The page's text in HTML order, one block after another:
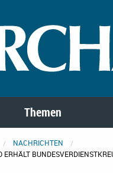
Themen
NACHRICHTEN
ERHÄLT